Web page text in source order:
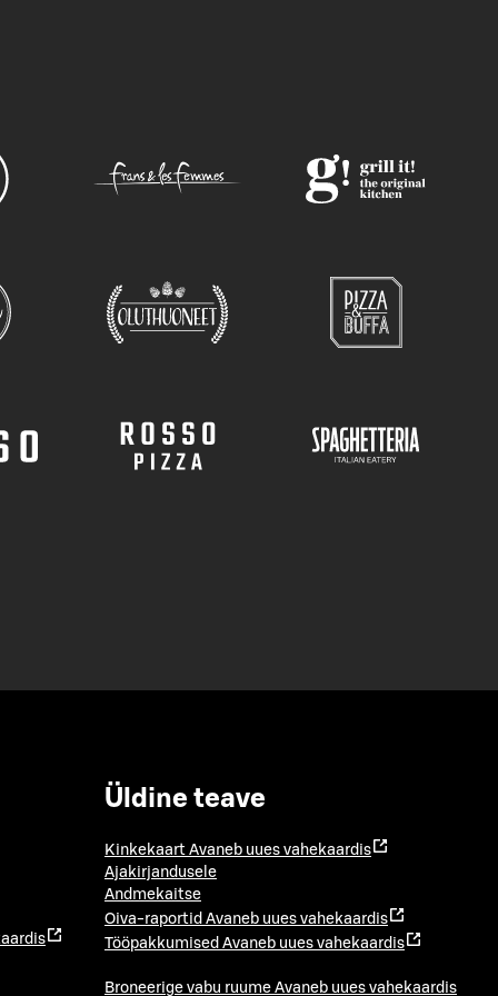
Üldine teave
Kinkekaart Avaneb uues vahekaardis
Ajakirjandusele
Andmekaitse
Oiva-raportid Avaneb uues vahekaardis
Tööpakkumised Avaneb uues vahekaardis
Broneerige vabu ruume Avaneb uues vahekaardis